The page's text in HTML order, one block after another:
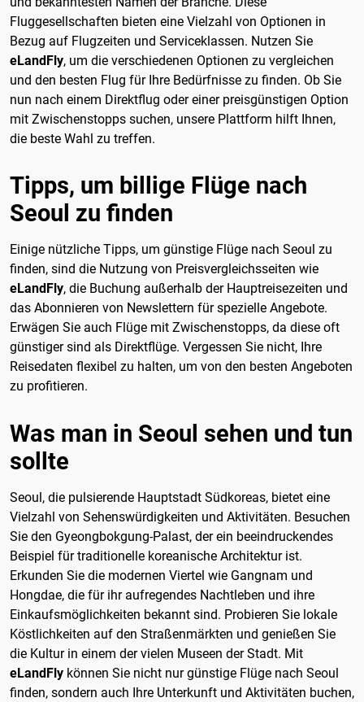
Fluggesellschaften bieten eine Vielzahl von Optionen in
Bezug auf Flugzeiten und Serviceklassen. Nutzen Sie
eLandFly, um die verschiedenen Optionen zu vergleichen
und den besten Flug für Ihre Bedürfnisse zu finden. Ob Sie
nun nach einem Direktflug oder einer preisgünstigen Option
mit Zwischenstopps suchen, unsere Plattform hilft Ihnen,
die beste Wahl zu treffen.
Tipps, um billige Flüge nach
Seoul zu finden
Einige nützliche Tipps, um günstige Flüge nach Seoul zu
finden, sind die Nutzung von Preisvergleichsseiten wie
eLandFly, die Buchung außerhalb der Hauptreisezeiten und
das Abonnieren von Newslettern für spezielle Angebote.
Erwägen Sie auch Flüge mit Zwischenstopps, da diese oft
günstiger sind als Direktflüge. Vergessen Sie nicht, Ihre
Reisedaten flexibel zu halten, um von den besten Angeboten
zu profitieren.
Was man in Seoul sehen und tun
sollte
Seoul, die pulsierende Hauptstadt Südkoreas, bietet eine
Vielzahl von Sehenswürdigkeiten und Aktivitäten. Besuchen
Sie den Gyeongbokgung-Palast, der ein beeindruckendes
Beispiel für traditionelle koreanische Architektur ist.
Erkunden Sie die modernen Viertel wie Gangnam und
Hongdae, die für ihr aufregendes Nachtleben und ihre
Einkaufsmöglichkeiten bekannt sind. Probieren Sie lokale
Köstlichkeiten auf den Straßenmärkten und genießen Sie
die Kultur in einem der vielen Museen der Stadt. Mit
eLandFly können Sie nicht nur günstige Flüge nach Seoul
finden, sondern auch Ihre Unterkunft und Aktivitäten buchen,